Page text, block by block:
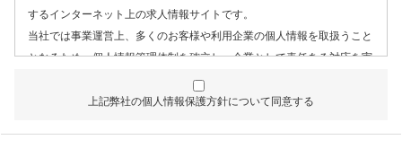
するインターネット上の求人情報サイトです。
当社では事業運営上、多くのお客様や利用企業の個人情報を取扱うこと
となるため、個人情報管理体制を確立し、企業として責任ある対応を実
上記弊社の個人情報保護方針について同意する